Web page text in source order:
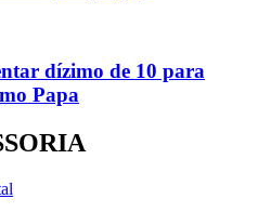
dízimo de 10 para
Papa